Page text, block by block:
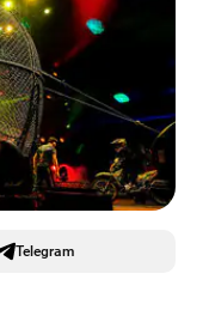
Telegram